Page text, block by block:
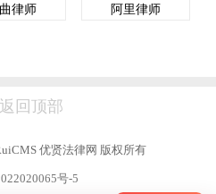
律师 阿里律师
返回顶部
优贤法律网 版权所有
号-5